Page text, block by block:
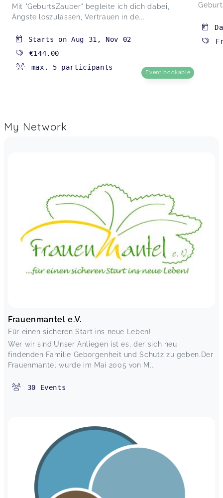
Mit "GeburtsZauber" begleite ich dich dabei,
Ängste loszulassen, Vertrauen in de...
Starts onAug 31 , Nov 02
€144.00
max. 5 participants
Event bookable
My Network
Frauenmantel e.V.
Für einen sicheren Start ins neue Leben!
Wer wir sind:Unser Anliegen ist es, der sich neu
findenden Familie Geborgenheit und Schutz zu geben.Der
Frauenmantel wurde im Mai 2005 von M...
30 Events